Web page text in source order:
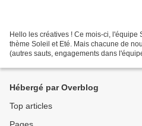
Hello les créatives ! Ce mois-ci, l'équipe
thème Soleil et Eté. Mais chacune de
(autres sauts, engagements dans
Hébergé par Overblog
Top articles